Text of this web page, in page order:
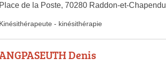
Place de la Poste, 70280 Raddon-et-Chapendu
Kinésithérapeute - kinésithérapie
Denis